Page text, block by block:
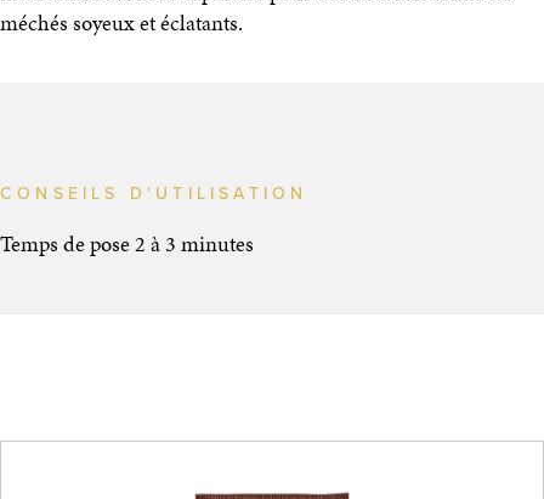
méchés soyeux et éclatants.
CONSEILS D'UTILISATION
Temps de pose 2 à 3 minutes